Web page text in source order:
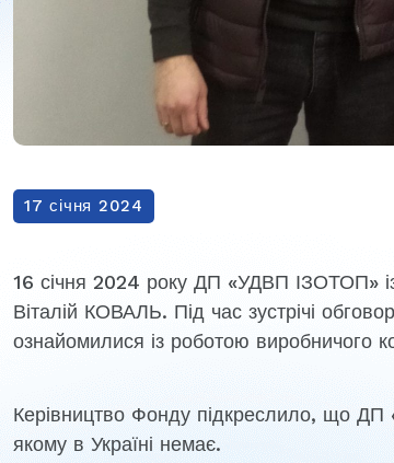
17 січня 2024
16 січня 2024 року ДП «УДВП ІЗОТОП»
Віталій КОВАЛЬ. Під час зустрічі
ознайомилися із роботою виробничого
Керівництво Фонду підкреслило, що ДП
якому в Україні немає.